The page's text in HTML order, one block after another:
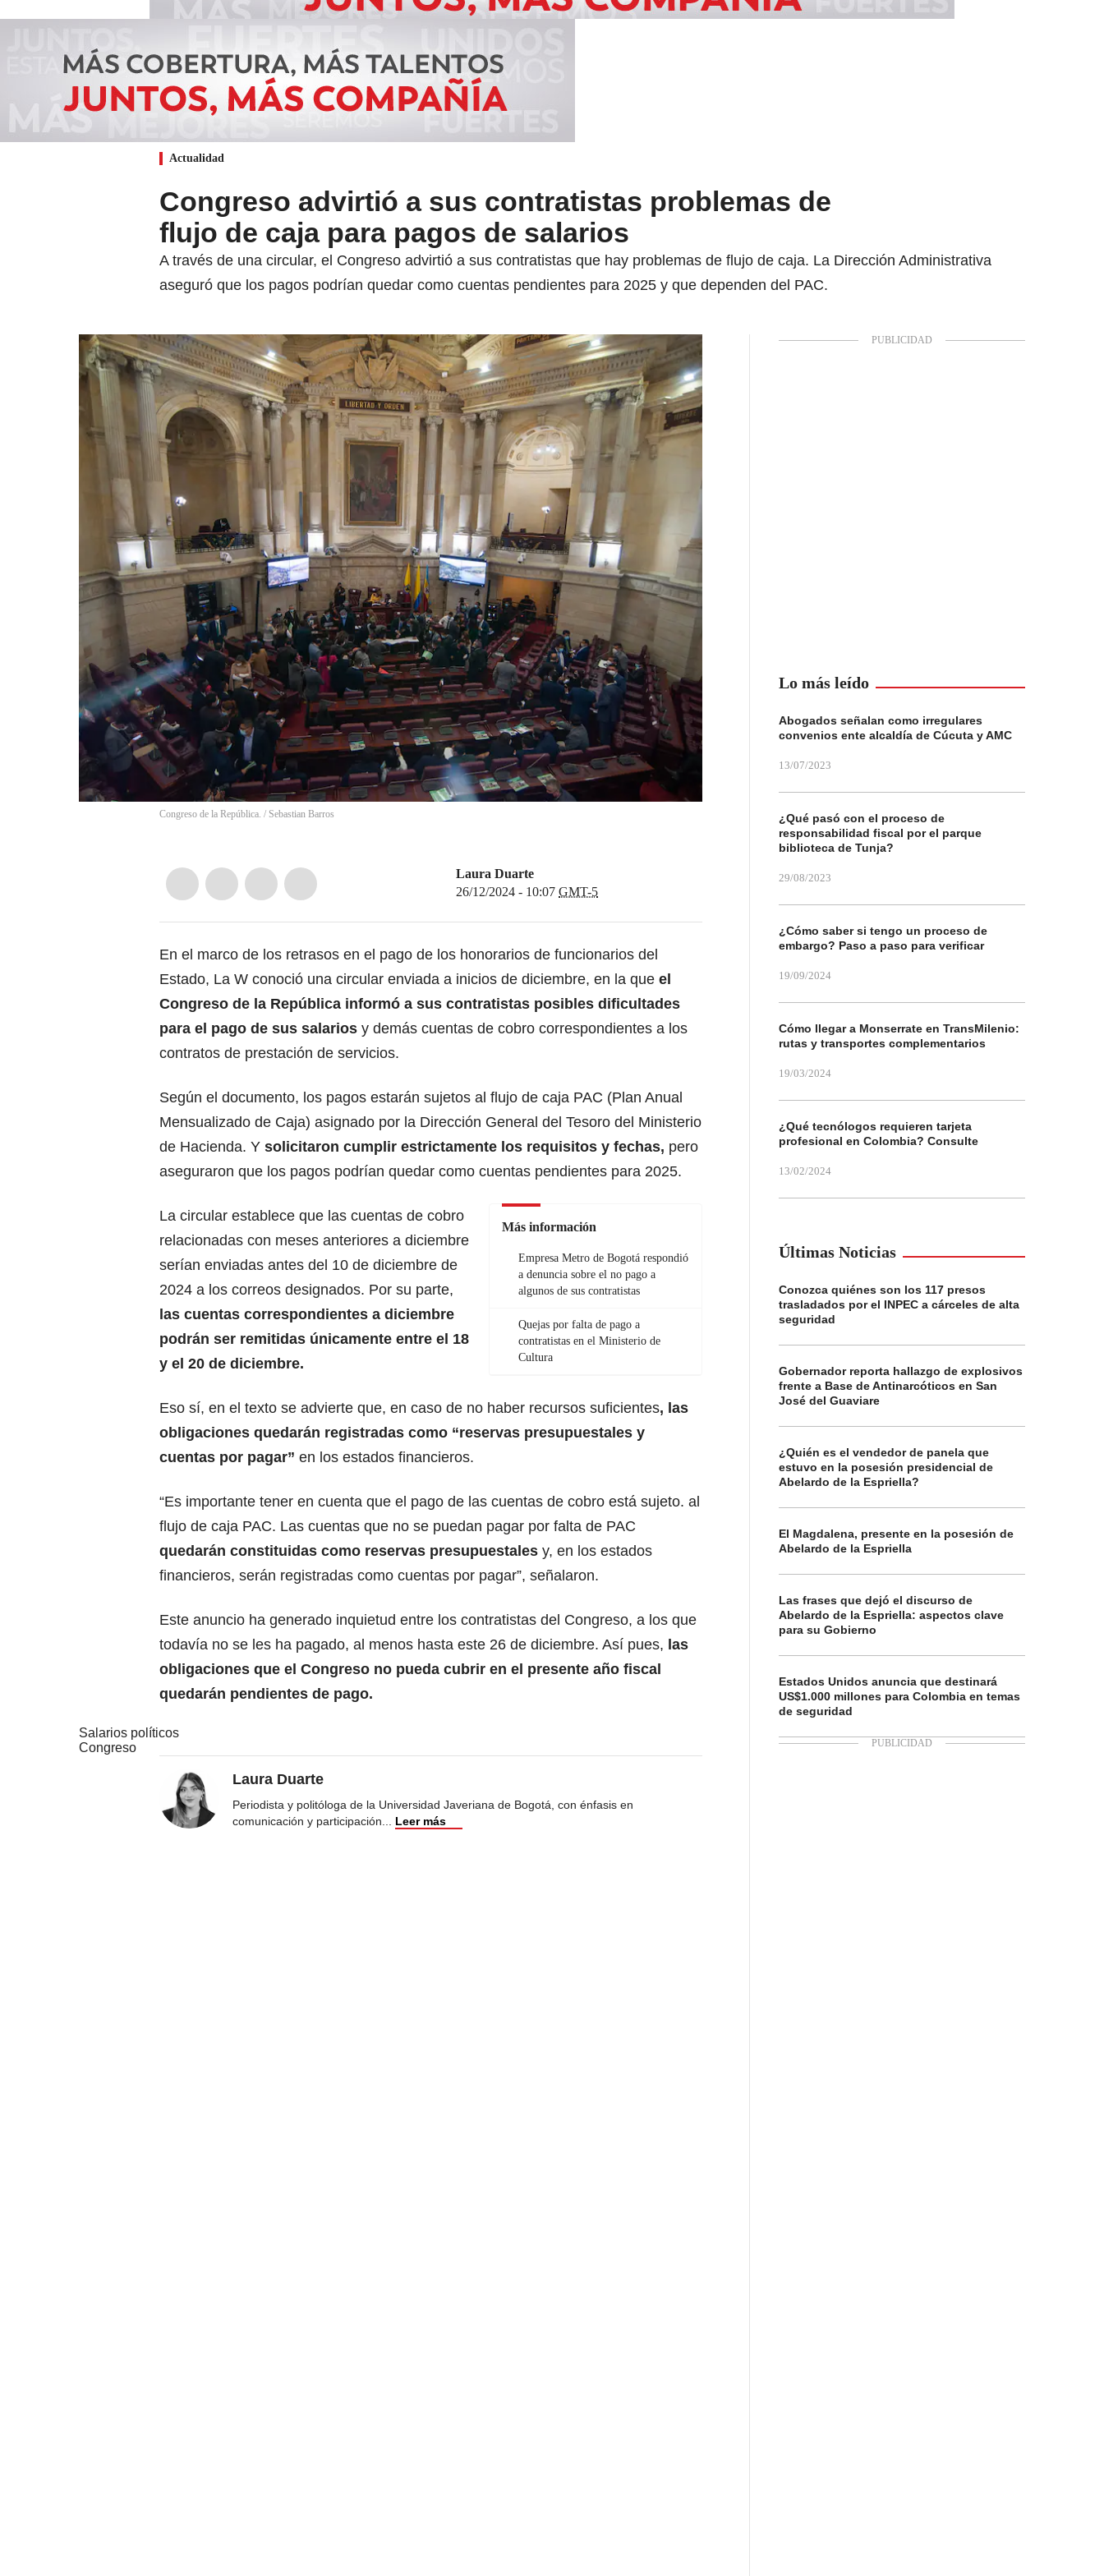
Actualidad
Congreso advirtió a sus contratistas problemas de
flujo de caja para pagos de salarios
A través de una circular, el Congreso advirtió a sus contratistas que hay problemas de flujo de caja. La Dirección Administrativa
aseguró que los pagos podrían quedar como cuentas pendientes para 2025 y que dependen del PAC.
Congreso de la República. / Sebastian Barros
Laura Duarte
26/12/2024 - 10:07 GMT-5
En el marco de los retrasos en el pago de los honorarios de funcionarios del
Estado, La W conoció una circular enviada a inicios de diciembre, en la que el
Congreso de la República informó a sus contratistas posibles dificultades
para el pago de sus salarios y demás cuentas de cobro correspondientes a los
contratos de prestación de servicios.
Según el documento, los pagos estarán sujetos al flujo de caja PAC (Plan Anual
Mensualizado de Caja) asignado por la Dirección General del Tesoro del Ministerio
de Hacienda. Y solicitaron cumplir estrictamente los requisitos y fechas, pero
aseguraron que los pagos podrían quedar como cuentas pendientes para 2025.
Más información
Empresa Metro de Bogotá respondió
a denuncia sobre el no pago a
algunos de sus contratistas
Quejas por falta de pago a
contratistas en el Ministerio de
Cultura
La circular establece que las cuentas de cobro
relacionadas con meses anteriores a diciembre
serían enviadas antes del 10 de diciembre de
2024 a los correos designados. Por su parte,
las cuentas correspondientes a diciembre
podrán ser remitidas únicamente entre el 18
y el 20 de diciembre.
Eso sí, en el texto se advierte que, en caso de no haber recursos suficientes, las
obligaciones quedarán registradas como “reservas presupuestales y
cuentas por pagar” en los estados financieros.
“Es importante tener en cuenta que el pago de las cuentas de cobro está sujeto. al
flujo de caja PAC. Las cuentas que no se puedan pagar por falta de PAC
quedarán constituidas como reservas presupuestales y, en los estados
financieros, serán registradas como cuentas por pagar”, señalaron.
Este anuncio ha generado inquietud entre los contratistas del Congreso, a los que
todavía no se les ha pagado, al menos hasta este 26 de diciembre. Así pues, las
obligaciones que el Congreso no pueda cubrir en el presente año fiscal
quedarán pendientes de pago.
Salarios políticos
Congreso
Laura Duarte
Periodista y politóloga de la Universidad Javeriana de Bogotá, con énfasis en
comunicación y participación... Leer más
Lo más leído
Abogados señalan como irregulares
convenios ente alcaldía de Cúcuta y AMC
13/07/2023
¿Qué pasó con el proceso de
responsabilidad fiscal por el parque
biblioteca de Tunja?
29/08/2023
¿Cómo saber si tengo un proceso de
embargo? Paso a paso para verificar
19/09/2024
Cómo llegar a Monserrate en TransMilenio:
rutas y transportes complementarios
19/03/2024
¿Qué tecnólogos requieren tarjeta
profesional en Colombia? Consulte
13/02/2024
Últimas Noticias
Conozca quiénes son los 117 presos
trasladados por el INPEC a cárceles de alta
seguridad
Gobernador reporta hallazgo de explosivos
frente a Base de Antinarcóticos en San
José del Guaviare
¿Quién es el vendedor de panela que
estuvo en la posesión presidencial de
Abelardo de la Espriella?
El Magdalena, presente en la posesión de
Abelardo de la Espriella
Las frases que dejó el discurso de
Abelardo de la Espriella: aspectos clave
para su Gobierno
Estados Unidos anuncia que destinará
US$1.000 millones para Colombia en temas
de seguridad